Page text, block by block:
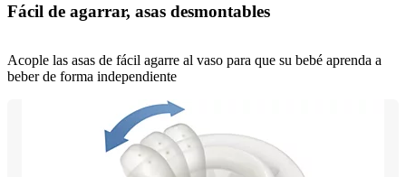
Fácil de agarrar, asas desmontables
Acople las asas de fácil agarre al vaso para que su bebé aprenda a
beber de forma independiente